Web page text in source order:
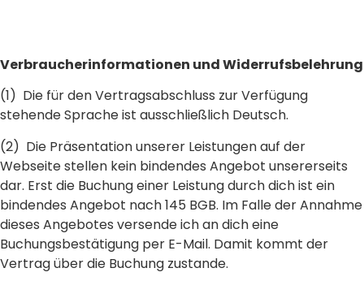
Verbraucherinformationen und Widerrufsbelehrung
(1) Die für den Vertragsabschluss zur Verfügung
stehende Sprache ist ausschließlich Deutsch.
(2) Die Präsentation unserer Leistungen auf der
Webseite stellen kein bindendes Angebot unsererseits
dar. Erst die Buchung einer Leistung durch dich ist ein
bindendes Angebot nach 145 BGB. Im Falle der Annahme
dieses Angebotes versende ich an dich eine
Buchungsbestätigung per E-Mail. Damit kommt der
Vertrag über die Buchung zustande.